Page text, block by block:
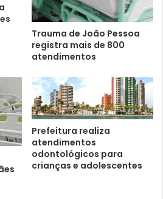
Trauma de João Pessoa
registra mais de 800
atendimentos
Prefeitura realiza
atendimentos
odontológicos para
crianças e adolescentes